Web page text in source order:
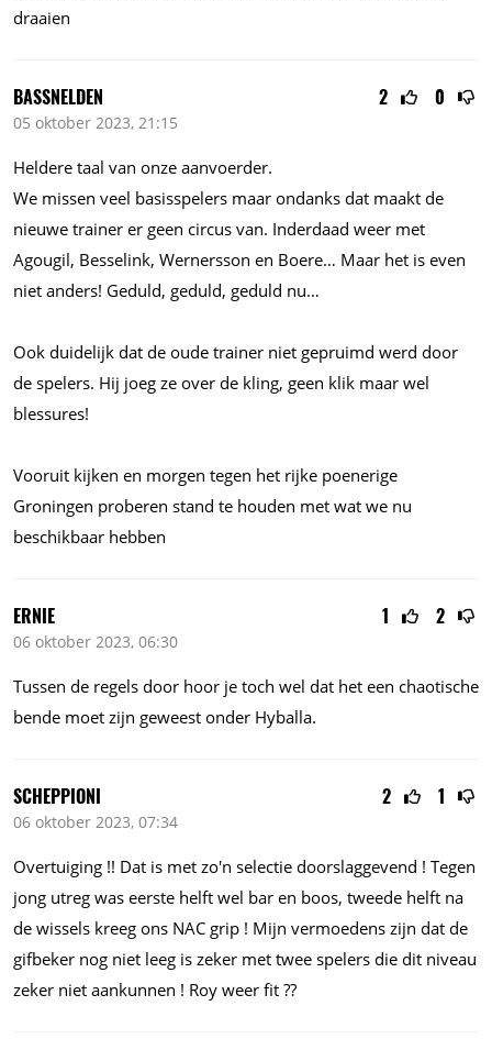
draaien
2 0
BASSNELDEN
05 oktober 2023, 21:15
Heldere taal van onze aanvoerder.
We missen veel basisspelers maar ondanks dat maakt de
nieuwe trainer er geen circus van. Inderdaad weer met
Agougil, Besselink, Wernersson en Boere… Maar het is even
niet anders! Geduld, geduld, geduld nu…
Ook duidelijk dat de oude trainer niet gepruimd werd door
de spelers. Hij joeg ze over de kling, geen klik maar wel
blessures!
Vooruit kijken en morgen tegen het rijke poenerige
Groningen proberen stand te houden met wat we nu
beschikbaar hebben
1 2
ERNIE
06 oktober 2023, 06:30
Tussen de regels door hoor je toch wel dat het een chaotische
bende moet zijn geweest onder Hyballa.
2 1
SCHEPPIONI
06 oktober 2023, 07:34
Overtuiging !! Dat is met zo'n selectie doorslaggevend ! Tegen
jong utreg was eerste helft wel bar en boos, tweede helft na
de wissels kreeg ons NAC grip ! Mijn vermoedens zijn dat de
gifbeker nog niet leeg is zeker met twee spelers die dit niveau
zeker niet aankunnen ! Roy weer fit ??